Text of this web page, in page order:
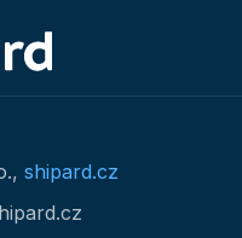
shipard.cz